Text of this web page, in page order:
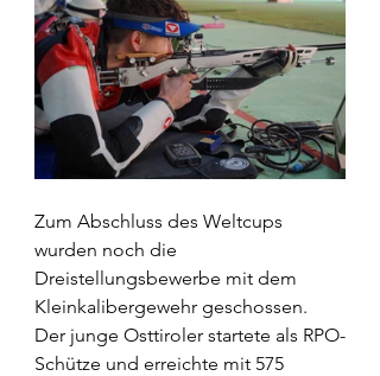
Zum Abschluss des Weltcups
wurden noch die
Dreistellungsbewerbe mit dem
Kleinkalibergewehr geschossen.
Der junge Osttiroler startete als RPO-
Schütze und erreichte mit 575